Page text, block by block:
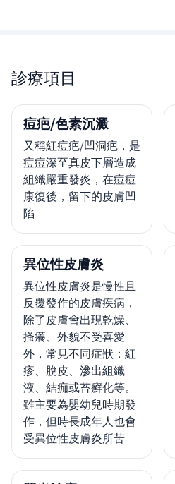
診療項目
痘疤/色素沉澱
又稱紅痘疤/凹洞疤，是
痘痘深至真皮下層造成
組織嚴重發炎，在痘痘
康復後，留下的皮膚凹
陷
異位性皮膚炎
異位性皮膚炎是慢性且
反覆發作的皮膚疾病，
除了皮膚會出現乾燥、
搔癢、外貌不受喜愛
外，常見不同症狀：紅
疹、脫皮、滲出組織
液、結痂或苔癬化等。
雖主要為嬰幼兒時期發
作，但時長成年人也會
受異位性皮膚炎所苦